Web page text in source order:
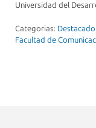
Universidad del
Categorias: Destacado
Facultad de